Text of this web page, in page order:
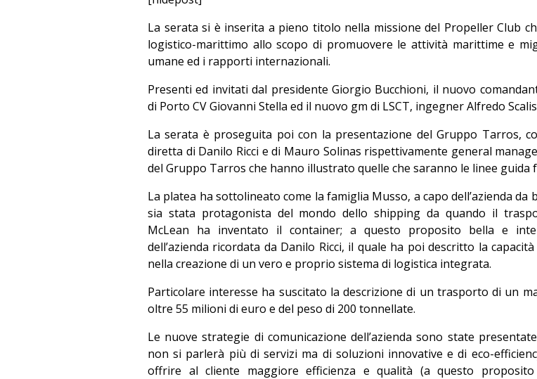
La serata si è inserita a pieno titolo nella missione del Propeller Club
logistico-marittimo allo scopo di promuovere le attività marittime e
umane ed i rapporti internazionali.
Presenti ed invitati dal presidente Giorgio Bucchioni, il nuovo
di Porto CV Giovanni Stella ed il nuovo gm di LSCT, ingegner Alfredo
La serata è proseguita poi con la presentazione del Gruppo Tarros,
diretta di Danilo Ricci e di Mauro Solinas rispettivamente general
del Gruppo Tarros che hanno illustrato quelle che saranno le linee guida
La platea ha sottolineato come la famiglia Musso, a capo dell’azienda da
sia stata protagonista del mondo dello shipping da quando il
McLean ha inventato il container; a questo proposito bella e
dell’azienda ricordata da Danilo Ricci, il quale ha poi descritto la
nella creazione di un vero e proprio sistema di logistica integrata.
Particolare interesse ha suscitato la descrizione di un trasporto di un
oltre 55 milioni di euro e del peso di 200 tonnellate.
Le nuove strategie di comunicazione dell’azienda sono state
non si parlerà più di servizi ma di soluzioni innovative e di eco-
offrire al cliente maggiore efficienza e qualità (a questo